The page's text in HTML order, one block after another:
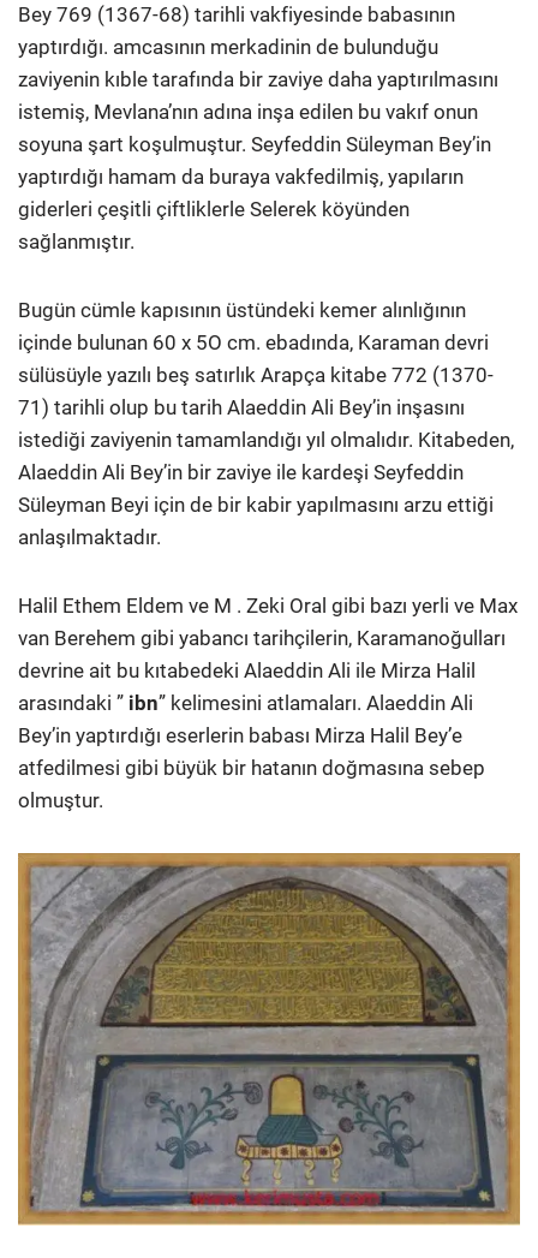
Bey 769 (1367-68) tarihli vakfiyesinde babasının
yaptırdığı. amcasının merkadinin de bulunduğu
zaviyenin kıble tarafında bir zaviye daha yaptırılmasını
istemiş, Mevlana’nın adına inşa edilen bu vakıf onun
soyuna şart koşul­muştur. Seyfeddin Süleyman Bey’in
yaptırdığı hamam da buraya vakfedilmiş, yapıların
giderleri çeşitli çiftliklerle Selerek köyünden
sağlanmıştır.
Bugün cümle kapısının üstündeki kemer alınlığının
içinde bulunan 60 x 5O cm. ebadında, Karaman devri
sülüsüyle yazılı beş satırlık Arapça kitabe 772 (1370-
71) tarihli olup bu tarih Alaeddin Ali Bey’in inşasını
istediği zaviyenin tamamlandığı yıl olmalıdır. Kitabeden,
Alaeddin Ali Bey’in bir zaviye ile kardeşi Seyfeddin
Süleyman Beyi için de bir kabir yapılmasını arzu ettiği
anlaşılmaktadır.
Halil Ethem Eldem ve M . Zeki Oral gibi bazı yerli ve Max
van Berehem gibi yabancı tarihçilerin, Karamanoğulları
devrine ait bu kıtabedeki Alaeddin Ali ile Mirza Halil
arasındaki ” ibn” kelimesini atlamaları. Alaeddin Ali
Bey’in yaptırdığı eserlerin babası Mirza Halil Bey’e
atfedilmesi gibi büyük bir hatanın doğması­na sebep
olmuştur.